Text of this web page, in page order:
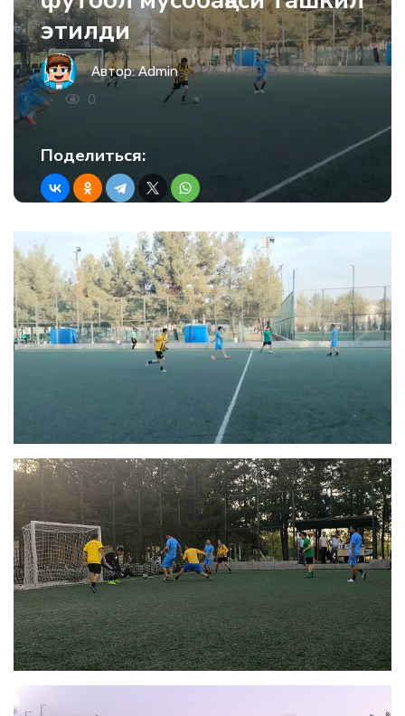
этилди
Автор:Admin
26-06-2023, 14:53
0
Поделиться: